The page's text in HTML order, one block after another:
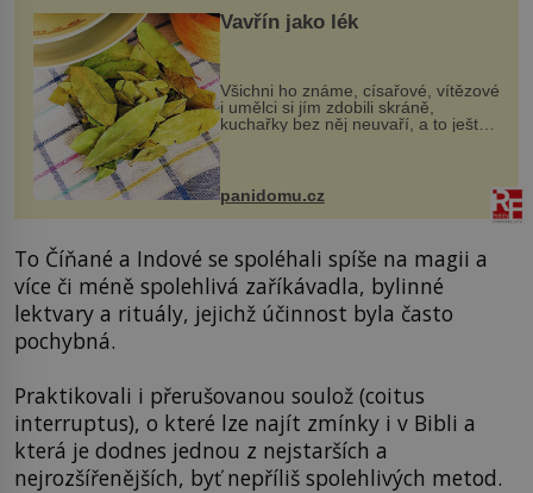
Vavřín jako lék
Všichni ho známe, císařové, vítězové
i umělci si jím zdobili skráně,
kuchařky bez něj neuvaří, a to ještě
nevíte, že bobkový list může výrazně
zmírnit některé naše neduhy.
Obsahuje v malém množství ně...
panidomu.cz
To Číňané a Indové se spoléhali spíše na magii a
více či méně spolehlivá zaříkávadla, bylinné
lektvary a rituály, jejichž účinnost byla často
pochybná.
Praktikovali i přerušovanou soulož (coitus
interruptus), o které lze najít zmínky i v Bibli a
která je dodnes jednou z nejstarších a
nejrozšířenějších, byť nepříliš spolehlivých metod.